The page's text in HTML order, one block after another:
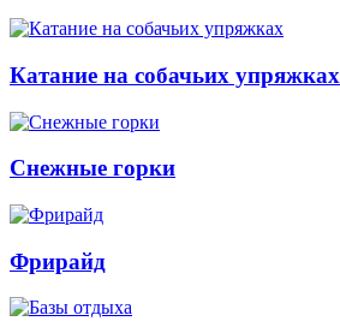
Катание на собачьих упряжках
Снежные горки
Фрирайд